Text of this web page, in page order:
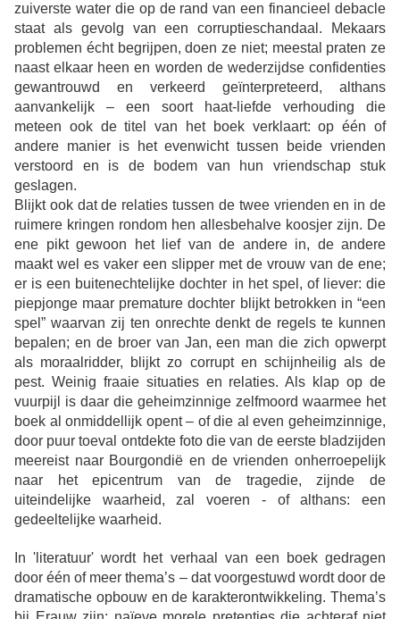
zuiverste water die op de rand van een financieel debacle
staat als gevolg van een corruptieschandaal. Mekaars
problemen écht begrijpen, doen ze niet; meestal praten ze
naast elkaar heen en worden de wederzijdse confidenties
gewantrouwd en verkeerd geïnterpreteerd, althans
aanvankelijk – een soort haat-liefde verhouding die
meteen ook de titel van het boek verklaart: op één of
andere manier is het evenwicht tussen beide vrienden
verstoord en is de bodem van hun vriendschap stuk
geslagen.
Blijkt ook dat de relaties tussen de twee vrienden en in de
ruimere kringen rondom hen allesbehalve koosjer zijn. De
ene pikt gewoon het lief van de andere in, de andere
maakt wel es vaker een slipper met de vrouw van de ene;
er is een buitenechtelijke dochter in het spel, of liever: die
piepjonge maar premature dochter blijkt betrokken in “een
spel” waarvan zij ten onrechte denkt de regels te kunnen
bepalen; en de broer van Jan, een man die zich opwerpt
als moraalridder, blijkt zo corrupt en schijnheilig als de
pest. Weinig fraaie situaties en relaties. Als klap op de
vuurpijl is daar die geheimzinnige zelfmoord waarmee het
boek al onmiddellijk opent – of die al even geheimzinnige,
door puur toeval ontdekte foto die van de eerste bladzijden
meereist naar Bourgondië en de vrienden onherroepelijk
naar het epicentrum van de tragedie, zijnde de
uiteindelijke waarheid, zal voeren - of althans: een
gedeeltelijke waarheid.
In 'literatuur' wordt het verhaal van een boek gedragen
door één of meer thema’s – dat voorgestuwd wordt door de
dramatische opbouw en de karakterontwikkeling. Thema’s